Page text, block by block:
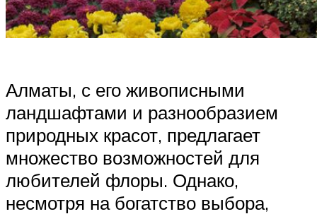
Алматы, с его живописными
ландшафтами и разнообразием
природных красот, предлагает
множество возможностей для
любителей флоры. Однако,
несмотря на богатство выбора,